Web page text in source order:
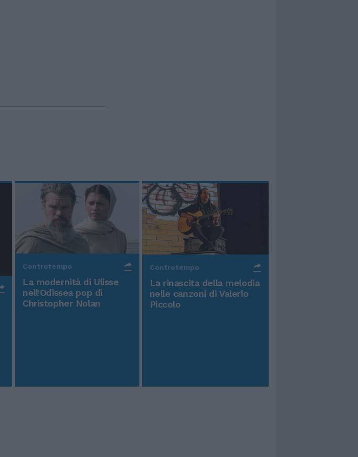
Controtempo
La modernità di Ulisse
nell'Odissea pop di
Christopher Nolan
Controtempo
La rinascita della melodia
nelle canzoni di Valerio
Piccolo